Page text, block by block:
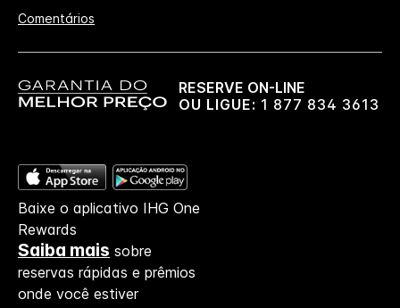
Comentários
RESERVE ON-LINE
OU LIGUE: 1 877 834 3613
Baixe o aplicativo IHG One
Rewards
Saiba mais sobre
reservas rápidas e prêmios
onde você estiver